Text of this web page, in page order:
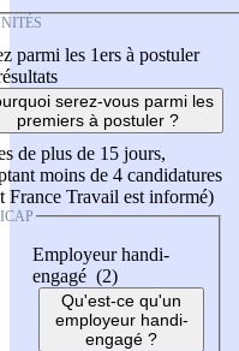
parmi les 1ers à postuler
serez-vous parmi les
premiers à postuler ?
de plus de 15 jours,
moins de 4 candidatures
France Travail est informé)
Employeur handi-
engagé (2)
Qu'est-ce qu'un
employeur handi-
engagé ?